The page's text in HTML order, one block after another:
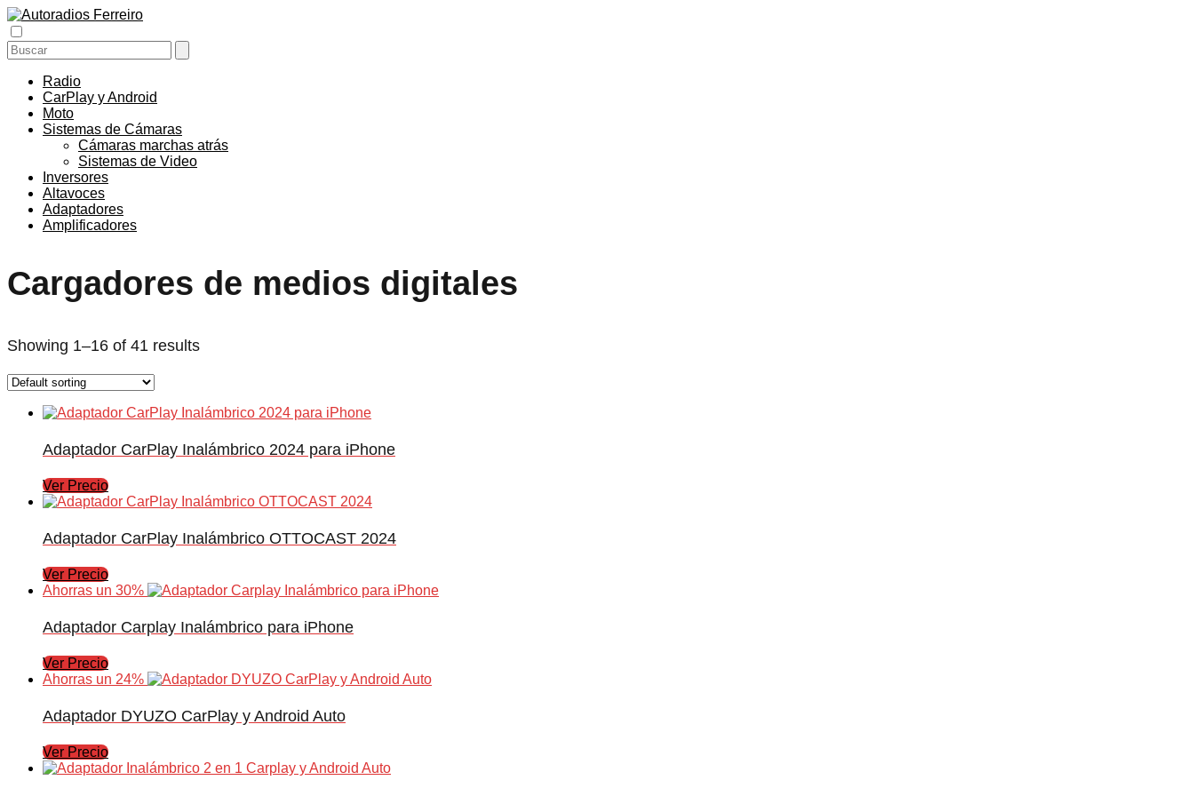
Radio
CarPlay y Android
Moto
Sistemas de Cámaras
Cámaras marchas atrás
Sistemas de Video
Inversores
Altavoces
Adaptadores
Amplificadores
Cargadores de medios digitales
Showing 1–16 of 41 results
Adaptador CarPlay Inalámbrico 2024 para iPhone
Ver Precio
Adaptador CarPlay Inalámbrico OTTOCAST 2024
Ver Precio
Ahorras un 30%
Adaptador Carplay Inalámbrico para iPhone
Ver Precio
Ahorras un 24%
Adaptador DYUZO CarPlay y Android Auto
Ver Precio